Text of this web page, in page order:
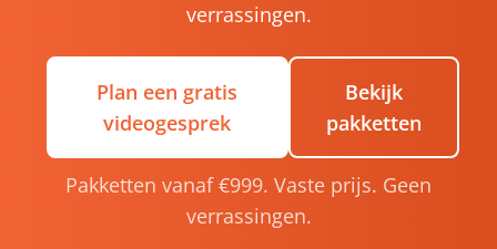
verrassingen.
Plan een gratis
videogesprek
Bekijk
pakketten
Pakketten vanaf €999. Vaste prijs. Geen
verrassingen.